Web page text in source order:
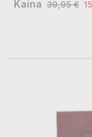
Kaina 39,95 €